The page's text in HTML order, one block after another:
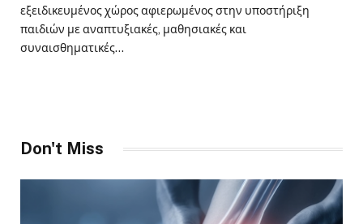
εξειδικευμένος χώρος αφιερωμένος στην υποστήριξη
παιδιών με αναπτυξιακές, μαθησιακές και
συναισθηματικές…
Don't Miss